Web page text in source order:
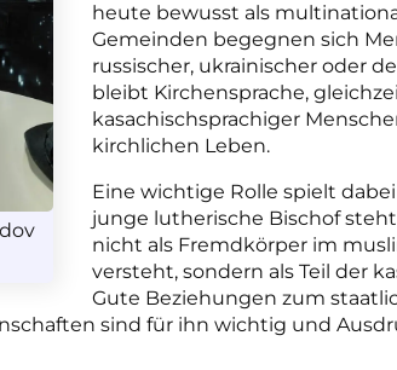
heute bewusst als
Gemeinden begegnen sich
russischer, ukrainischer oder
bleibt Kirchensprache,
kasachischsprachiger
kirchlichen Leben.
Eine wichtige Rolle spielt
junge lutherische Bischof
nicht als Fremdkörper im
versteht, sondern als Teil der
Gute Beziehungen zum
sind für ihn wichtig und